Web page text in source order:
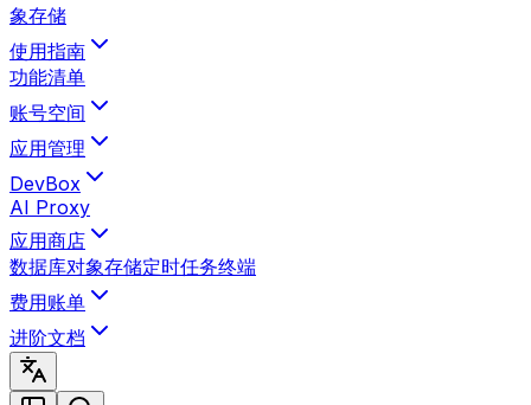
象存储
使用指南
功能清单
账号空间
应用管理
DevBox
AI Proxy
应用商店
数据库对象存储定时任务终端
费用账单
进阶文档